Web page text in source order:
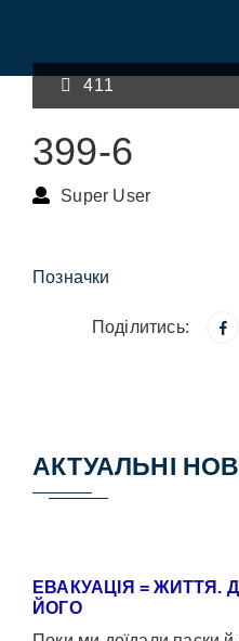
411
399-6
Super User
Позначки
Поділитись:
АКТУАЛЬНІ
ЕВАКУАЦІЯ = ЖИТТЯ.
ЙОГО